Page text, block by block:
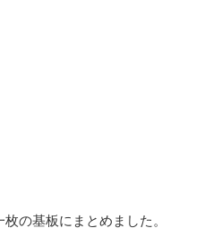
の基板にまとめました。